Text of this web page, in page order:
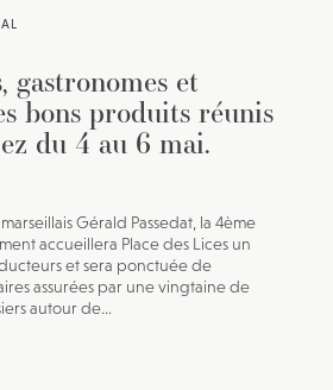
gastronomes et
bons produits réunis
du 4 au 6 mai.
Gérald Passedat, la 4ème
accueillera Place des Lices un
et sera ponctuée de
assurées par une vingtaine de
autour de...